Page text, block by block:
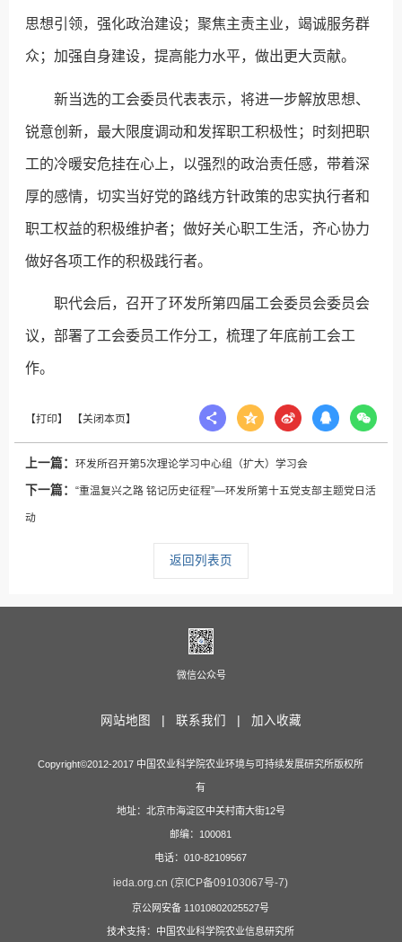
思想引领，强化政治建设；聚焦主责主业，竭诚服务群
众；加强自身建设，提高能力水平，做出更大贡献。
新当选的工会委员代表表示，将进一步解放思想、
锐意创新，最大限度调动和发挥职工积极性；时刻把职
工的冷暖安危挂在心上，以强烈的政治责任感，带着深
厚的感情，切实当好党的路线方针政策的忠实执行者和
职工权益的积极维护者；做好关心职工生活，齐心协力
做好各项工作的积极践行者。
职代会后，召开了环发所第四届工会委员会委员会
议，部署了工会委员工作分工，梳理了年底前工会工
作。
上一篇：环发所召开第5次理论学习中心组（扩大）学习会
下一篇：“重温复兴之路 铭记历史征程”—环发所第十五党支部主题党日活
动
返回列表页
微信公众号
网站地图 | 联系我们 | 加入收藏
Copyright©2012-2017 中国农业科学院农业环境与可持续发展研究所版权所
有
地址：北京市海淀区中关村南大街12号
邮编：100081
电话：010-82109567
ieda.org.cn (京ICP备09103067号-7)
京公网安备 11010802025527号
技术支持：中国农业科学院农业信息研究所